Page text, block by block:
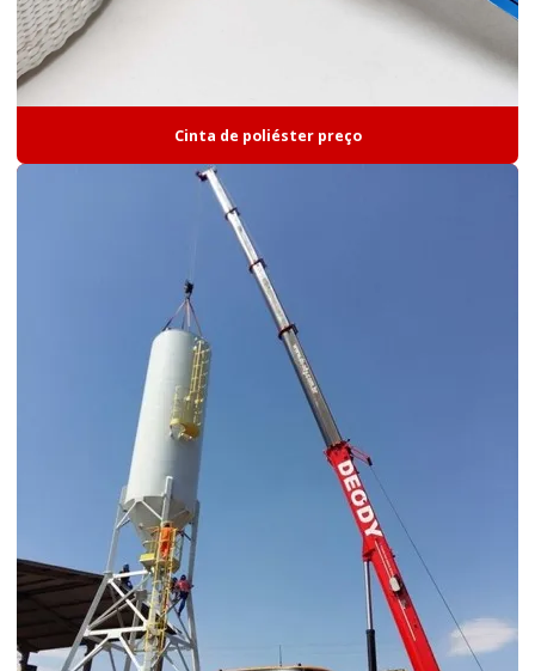
Cinta de poliéster preço